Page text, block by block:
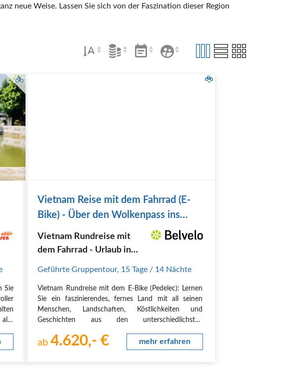
neue Weise. Lassen Sie sich von der Faszination dieser Region
Sie
Vietnam Reise mit dem Fahrrad (E-
Bike) - Über den Wolkenpass ins
Vietnam Rundreise mit
dem Fahrrad - Urlaub in
erleben
Geführte Gruppentour, 15 Tage / 14 Nächte
Vietnam Rundreise mit dem E-Bike (Pedelec): Lernen
Sie ein faszinierendes, fernes Land mit all seinen
Menschen, Landschaften, Köstlichkeiten und
Geschichten aus den unterschiedlichsten
Wolkenpass, auf der Rikscha durch Chinatown, zu
ab4.620,- € mehr erfahren